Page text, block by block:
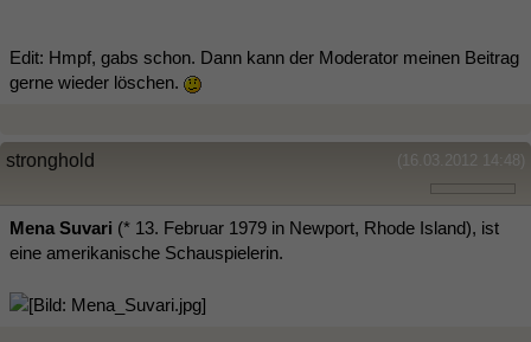
Edit: Hmpf, gabs schon. Dann kann der Moderator meinen Beitrag
gerne wieder löschen.
(16.03.2012 14:48)
stronghold
Mena Suvari (* 13. Februar 1979 in Newport, Rhode Island), ist
eine amerikanische Schauspielerin.